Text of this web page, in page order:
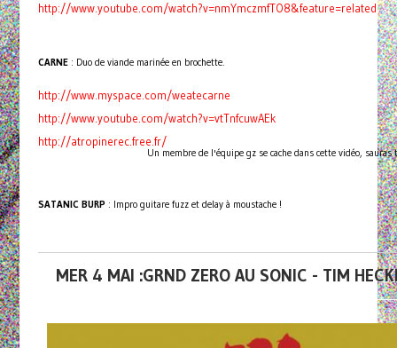
http://www.youtube.com/watch?v=nmYmczmfTO8&feature=related
CARNE: Duo de viande marinée en brochette.
http://www.myspace.com/weatecarne
http://www.youtube.com/watch?v=vtTnfcuwAEk
http://atropinerec.free.fr/
Un membre de l'équipe gz se cache dans cette vidéo,
SATANIC BURP: Impro guitare fuzz et delay à moustache !
MER 4 MAI :GRND ZERO AU SONIC - TIM